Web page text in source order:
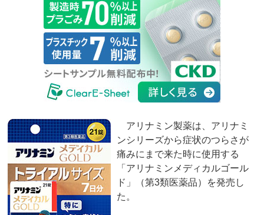
アリナミン製薬は、アリナミ
ンシリーズから症状のつらさが
痛みにまで来た時に使用する
「アリナミンメディカルゴール
ド」（第3類医薬品）を発売し
た。